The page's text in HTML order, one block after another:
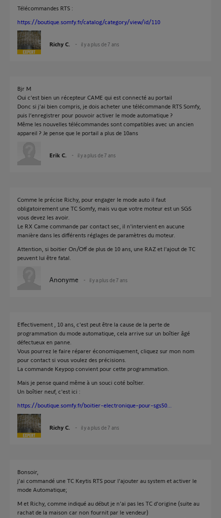
Télécommandes RTS :
https://boutique.somfy.fr/catalog/category/view/id/110
Richy C. il y a plus de 7 ans
Bjr M
Oui c’est bien un récepteur CAME qui est connecté au portail
Donc si j’ai bien compris, je dois acheter une télécommande RTS Somfy,
puis l’enregistrer pour pouvoir activer le mode automatique ?
Même les nouvelles télécommandes sont compatibles avec un ancien
appareil ? Je pense que le portail a plus de 10ans
Erik C. il y a plus de 7 ans
Comme le précise Richy, pour engager le mode auto il faut
obligatoirement une TC Somfy, mais vu que votre moteur est un SGS
vous devez les avoir.
Le RX Came commande par contact sec, il n'intervient en aucune
manière dans les différents réglages de paramètres du moteur.
Attention, si boitier On/Off de plus de 10 ans, une RAZ et l'ajout de TC
peuvent lui être fatal.
Anonyme il y a plus de 7 ans
Effectivement , 10 ans, c'est peut être la cause de la perte de
programmation du mode automatique, cela arrive sur un boîtier âgé
défectueux en panne.
Vous pourrez le faire réparer économiquement, cliquez sur mon nom
pour contact si vous voulez des précisions.
La commande Keypop convient pour cette programmation.
Mais je pense quand même à un souci coté boîtier.
Un boîtier neuf, c'est ici :
https://boutique.somfy.fr/boitier-electronique-pour-sgs50...
Richy C. il y a plus de 7 ans
Bonsoir,
j'ai commandé une TC Keytis RTS pour l'ajouter au system et activer le
mode Automatique;
M et Richy, comme indiqué au début je n'ai pas les TC d'origine (suite au
rachat de la maison car non fournit par le vendeur)